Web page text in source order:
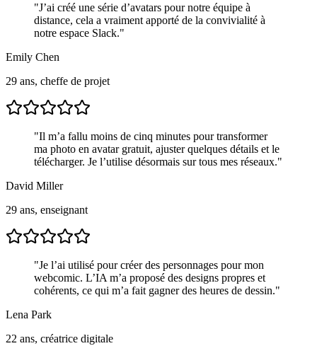
"J’ai créé une série d’avatars pour notre équipe à
distance, cela a vraiment apporté de la convivialité à
notre espace Slack."
Emily Chen
29 ans, cheffe de projet
"Il m’a fallu moins de cinq minutes pour transformer
ma photo en avatar gratuit, ajuster quelques détails et le
télécharger. Je l’utilise désormais sur tous mes réseaux."
David Miller
29 ans, enseignant
"Je l’ai utilisé pour créer des personnages pour mon
webcomic. L’IA m’a proposé des designs propres et
cohérents, ce qui m’a fait gagner des heures de dessin."
Lena Park
22 ans, créatrice digitale